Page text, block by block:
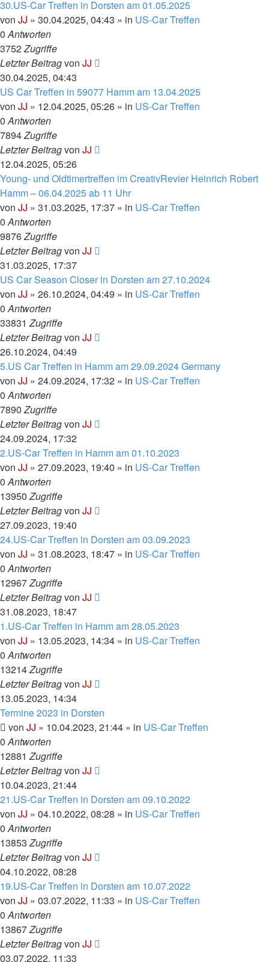
30.US-Car Treffen in Dorsten am 01.05.2025
von JJ » 30.04.2025, 04:43 » in US-Car Treffen
0Antworten
3752Zugriffe
Letzter Beitragvon JJ
30.04.2025, 04:43
US Car Treffen in 59077 Hamm am 13.04.2025
von JJ » 12.04.2025, 05:26 » in US-Car Treffen
0Antworten
7894Zugriffe
Letzter Beitragvon JJ
12.04.2025, 05:26
Young- und Oldtimertreffen im CreativRevier Heinrich Robert
Hamm – 06.04.2025 ab 11 Uhr
von JJ » 31.03.2025, 17:37 » in US-Car Treffen
0Antworten
9876Zugriffe
Letzter Beitragvon JJ
31.03.2025, 17:37
US Car Season Closer in Dorsten am 27.10.2024
von JJ » 26.10.2024, 04:49 » in US-Car Treffen
0Antworten
33831Zugriffe
Letzter Beitragvon JJ
26.10.2024, 04:49
5.US Car Treffen in Hamm am 29.09.2024 Germany
von JJ » 24.09.2024, 17:32 » in US-Car Treffen
0Antworten
7890Zugriffe
Letzter Beitragvon JJ
24.09.2024, 17:32
2.US-Car Treffen in Hamm am 01.10.2023
von JJ » 27.09.2023, 19:40 » in US-Car Treffen
0Antworten
13950Zugriffe
Letzter Beitragvon JJ
27.09.2023, 19:40
24.US-Car Treffen in Dorsten am 03.09.2023
von JJ » 31.08.2023, 18:47 » in US-Car Treffen
0Antworten
12967Zugriffe
Letzter Beitragvon JJ
31.08.2023, 18:47
1.US-Car Treffen in Hamm am 28.05.2023
von JJ » 13.05.2023, 14:34 » in US-Car Treffen
0Antworten
13214Zugriffe
Letzter Beitragvon JJ
13.05.2023, 14:34
Termine 2023 in Dorsten
von JJ » 10.04.2023, 21:44 » in US-Car Treffen
0Antworten
12881Zugriffe
Letzter Beitragvon JJ
10.04.2023, 21:44
21.US-Car Treffen in Dorsten am 09.10.2022
von JJ » 04.10.2022, 08:28 » in US-Car Treffen
0Antworten
13853Zugriffe
Letzter Beitragvon JJ
04.10.2022, 08:28
19.US-Car Treffen in Dorsten am 10.07.2022
von JJ » 03.07.2022, 11:33 » in US-Car Treffen
0Antworten
13867Zugriffe
Letzter Beitragvon JJ
03.07.2022, 11:33